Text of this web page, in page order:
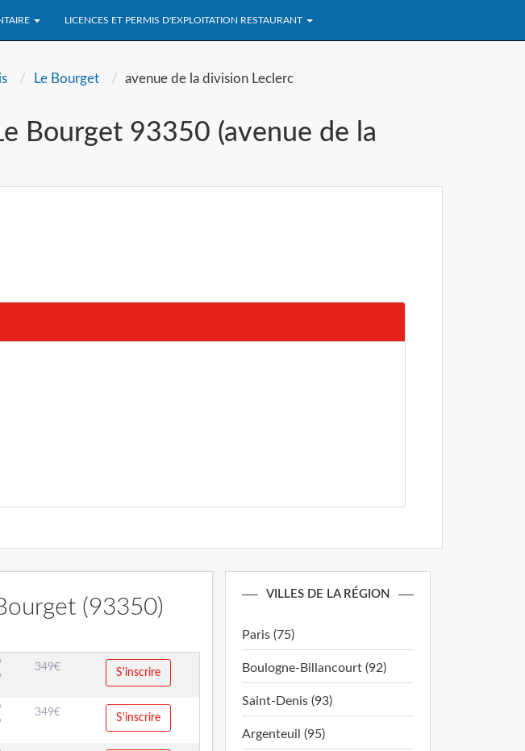
LICENCES ET PERMIS D'EXPLOITATION RESTAURANT
Le Bourget avenue de la division Leclerc
Bourget 93350 (avenue de la
(93350)
349€ S'inscrire
349€ S'inscrire
VILLES DE LA RÉGION
Paris (75)
Boulogne-Billancourt (92)
Saint-Denis (93)
Argenteuil (95)